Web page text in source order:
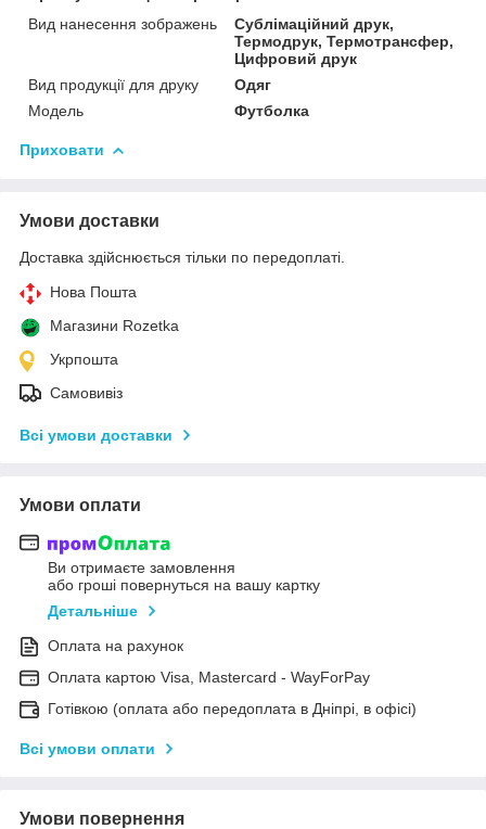
Вид нанесення зображень
Сублімаційний друк,
Термодрук, Термотрансфер,
Цифровий друк
Вид продукції для друку
Одяг
Модель
Футболка
Приховати
Умови доставки
Доставка здійснюється тільки по передоплаті.
Нова Пошта
Магазини Rozetka
Укрпошта
Самовивіз
Всі умови доставки
Умови оплати
Ви отримаєте замовлення
або гроші повернуться на вашу картку
Детальніше
Оплата на рахунок
Оплата картою Visa, Mastercard - WayForPay
Готівкою (оплата або передоплата в Дніпрі, в офісі)
Всі умови оплати
Умови повернення